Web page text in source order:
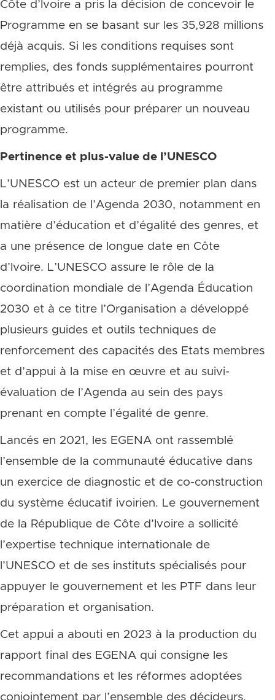
Côte d’Ivoire a pris la décision de concevoir le
Programme en se basant sur les 35,928 millions
déjà acquis. Si les conditions requises sont
remplies, des fonds supplémentaires pourront
être attribués et intégrés au programme
existant ou utilisés pour préparer un nouveau
programme.
Pertinence et plus-value de l’UNESCO
L’UNESCO est un acteur de premier plan dans
la réalisation de l’Agenda 2030, notamment en
matière d’éducation et d’égalité des genres, et
a une présence de longue date en Côte
d’Ivoire. L’UNESCO assure le rôle de la
coordination mondiale de l’Agenda Éducation
2030 et à ce titre l’Organisation a développé
plusieurs guides et outils techniques de
renforcement des capacités des Etats membres
et d’appui à la mise en œuvre et au suivi-
évaluation de l’Agenda au sein des pays
prenant en compte l’égalité de genre.
Lancés en 2021, les EGENA ont rassemblé
l’ensemble de la communauté éducative dans
un exercice de diagnostic et de co-construction
du système éducatif ivoirien. Le gouvernement
de la République de Côte d’Ivoire a sollicité
l’expertise technique internationale de
l’UNESCO et de ses instituts spécialisés pour
appuyer le gouvernement et les PTF dans leur
préparation et organisation.
Cet appui a abouti en 2023 à la production du
rapport final des EGENA qui consigne les
recommandations et les réformes adoptées
conjointement par l’ensemble des décideurs,